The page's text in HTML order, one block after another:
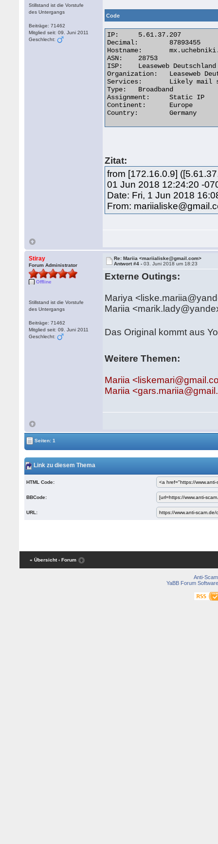
Stillstand ist die Vorstufe
des Untergangs
Beiträge: 71462
Mitglied seit: 09. Juni 2011
Geschlecht:
Code
IP:	5.61.37.207
Decimal:	87893455
Hostname:	mx.uchebniki.ws
ASN:	28753
ISP:	Leaseweb Deutschland GmbH
Organization:	Leaseweb Deutschland GmbH
Services:	Likely mail server
Type:	Broadband
Assignment:	Static IP
Continent:	Europe
Country:	Germany
Zitat:
from [172.16.0.9]
01 Jun 2018 12:24:20 -
Date: Fri, 1 Jun 2018
From:
Stiray
Forum Administrator
Offline
Stillstand ist die Vorstufe
des Untergangs
Beiträge: 71462
Mitglied seit: 09. Juni 2011
Geschlecht:
Re: Mariia <mariialiske@gmail.com>
Antwort #4 -03. Juni 2018 um 18:23
Externe Outings:
Mariya
Mariia
Das Original kommt aus
Weitere Themen:
Mariia
Mariia
Seiten: 1
Link zu diesem Thema
HTML Code:
BBCode:
URL:
« Übersicht ‹ Forum
Anti-Scam
YaBB Forum Software